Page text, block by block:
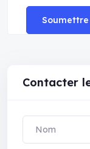
Contacter